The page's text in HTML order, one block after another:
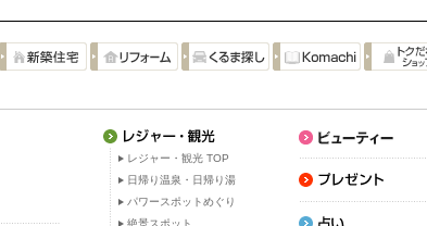
レジャー・観光 TOP
日帰り温泉・日帰り湯
パワースポットめぐり
絶景スポット